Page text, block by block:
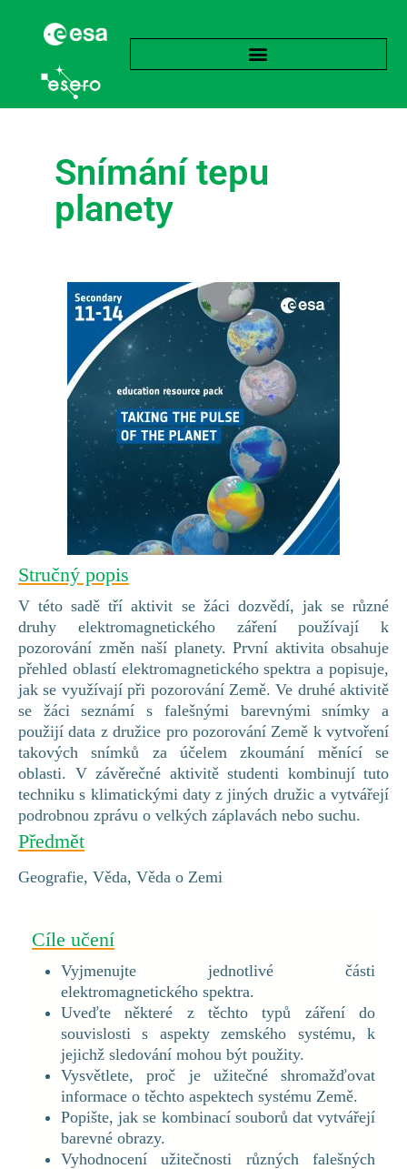
Snímání tepu
planety
Stručný popis
V této sadě tří aktivit se žáci dozvědí, jak se různé
druhy elektromagnetického záření používají k
pozorování změn naší planety. První aktivita obsahuje
přehled oblastí elektromagnetického spektra a popisuje,
jak se využívají při pozorování Země. Ve druhé aktivitě
se žáci seznámí s falešnými barevnými snímky a
použijí data z družice pro pozorování Země k vytvoření
takových snímků za účelem zkoumání měnící se
oblasti. V závěrečné aktivitě studenti kombinují tuto
techniku s klimatickými daty z jiných družic a vytvářejí
podrobnou zprávu o velkých záplavách nebo suchu.
Předmět
Geografie, Věda, Věda o Zemi
Cíle učení
Vyjmenujte jednotlivé části
elektromagnetického spektra.
Uveďte některé z těchto typů záření do
souvislosti s aspekty zemského systému, k
jejichž sledování mohou být použity.
Vysvětlete, proč je užitečné shromažďovat
informace o těchto aspektech systému Země.
Popište, jak se kombinací souborů dat vytvářejí
barevné obrazy.
Vyhodnocení užitečnosti různých falešných